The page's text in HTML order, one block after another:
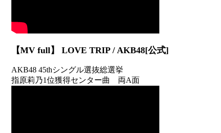
【MV full】 LOVE TRIP / AKB48[公式]
AKB48 45thシングル選抜総選挙
指原莉乃1位獲得センター曲 両A面